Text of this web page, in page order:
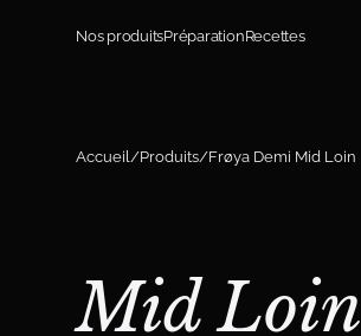
Nos produitsPréparationRecettes
Accueil Produits Frøya Demi Mid Loin
Mid Loin